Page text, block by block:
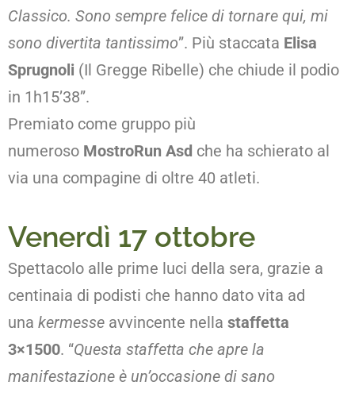
Classico. Sono sempre felice di tornare qui, mi
sono divertita tantissimo”. Più staccata Elisa
Sprugnoli (Il Gregge Ribelle) che chiude il podio
in 1h15’38”.
Premiato come gruppo più
numeroso MostroRun Asd che ha schierato al
via una compagine di oltre 40 atleti.
Venerdì 17 ottobre
Spettacolo alle prime luci della sera, grazie a
centinaia di podisti che hanno dato vita ad
una kermesse avvincente nella staffetta
3×1500. “Questa staffetta che apre la
manifestazione è un’occasione di sano